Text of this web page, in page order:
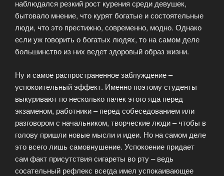
наблюдался резкий рост курения среди девушек,
бытовало мнение, что курят богатые и состоятельные
люди, что это престижно, современно, модно. Однако
если уж говорить о богатых людях, то на самом деле
большинство из них ведет здоровый образ жизни.
Ну и самое распространенное заблуждение –
успокоительный эффект. Именно поэтому студенты
выкуривают по несколько пачек этого яда перед
экзаменом, работники – перед собеседованием или
разговором с начальником, творческие люди – чтобы в
голову пришли новые мысли и идеи. Но на самом деле
это всего лишь самовнушение. Успокоение придает
сам факт присутствия сигареты во рту – ведь
сосательный рефлекс всегда имел успокаивающее